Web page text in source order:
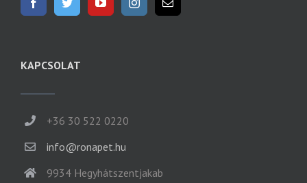
KAPCSOLAT
+36 30 522 0220
info@ronapet.hu
9934 Hegyhátszentjakab